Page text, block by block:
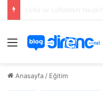
Menü
Anasayfa/ Eğitim